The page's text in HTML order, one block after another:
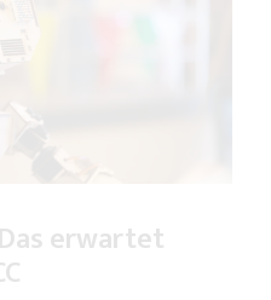
erwartet